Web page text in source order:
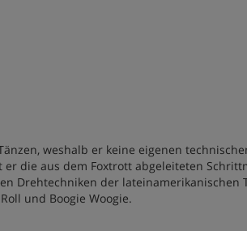
weshalb er keine eigenen
die aus dem Foxtrott abgeleiteten
Drehtechniken der lateinamerikanischen
und Boogie Woogie.